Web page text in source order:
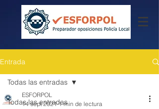
Entrada
Todas las entradas
Todas las entradas
ESFORPOL
14 sept 2021 1 min de lectura